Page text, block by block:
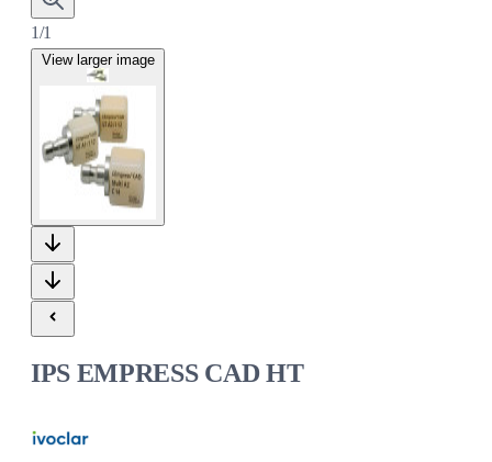
1/1
View larger image
IPS EMPRESS CAD HT